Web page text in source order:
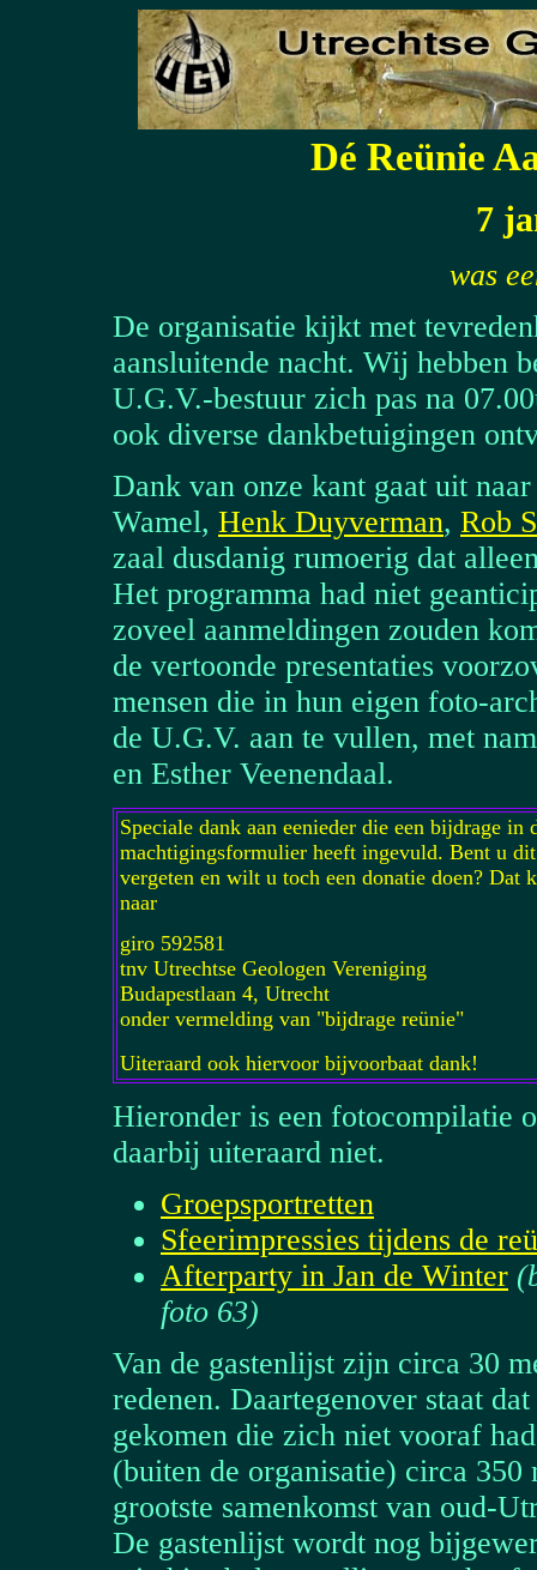
Dé Reünie
7
was
De organisatie kijkt met
aansluitende nacht. Wij hebben
U.G.V.-bestuur zich pas na
ook diverse dankbetuigingen
Dank van onze kant gaat uit
Wamel, Henk Duyverman, Rob
zaal dusdanig rumoerig dat
Het programma had niet
zoveel aanmeldingen zouden
de vertoonde presentaties
mensen die in hun eigen foto-
de U.G.V. aan te vullen, met
en Esther Veenendaal.
Speciale dank aan eenieder die een bijdrage in
machtigingsformulier heeft ingevuld. Bent u
vergeten en wilt u toch een donatie doen? Dat
naar
giro 592581
tnv Utrechtse Geologen Vereniging
Budapestlaan 4, Utrecht
onder vermelding van "bijdrage reünie"
Uiteraard ook hiervoor bijvoorbaat dank!
Hieronder is een fotocompilatie
daarbij uiteraard niet.
Groepsportretten
Sfeerimpressies tijdens de
Afterparty in Jan de Winter
foto 63)
Van de gastenlijst zijn circa 30
redenen. Daartegenover staat
gekomen die zich niet vooraf
(buiten de organisatie) circa
grootste samenkomst van oud-
De gastenlijst wordt nog